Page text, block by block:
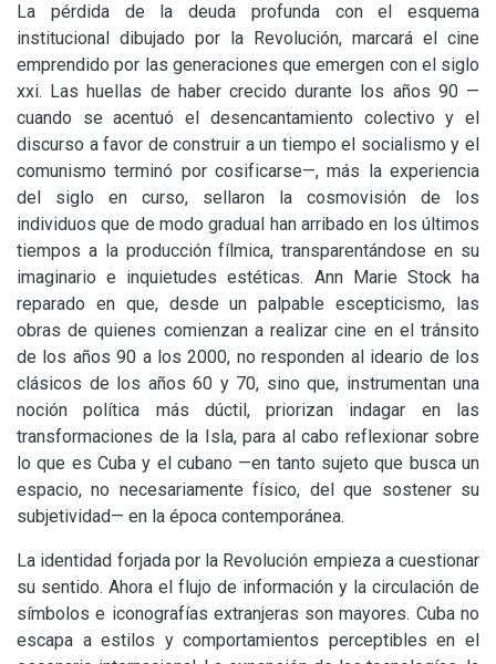
La pérdida de la deuda profunda con el esquema
institucional dibujado por la Revolución, marcará el cine
emprendido por las generaciones que emergen con el siglo
xxi. Las huellas de haber crecido durante los años 90 —
cuando se acentuó el desencantamiento colectivo y el
discurso a favor de construir a un tiempo el socialismo y el
comunismo terminó por cosificarse—, más la experiencia
del siglo en curso, sellaron la cosmovisión de los
individuos que de modo gradual han arribado en los últimos
tiempos a la producción fílmica, transparentándose en su
imaginario e inquietudes estéticas. Ann Marie Stock ha
reparado en que, desde un palpable escepticismo, las
obras de quienes comienzan a realizar cine en el tránsito
de los años 90 a los 2000, no responden al ideario de los
clásicos de los años 60 y 70, sino que, instrumentan una
noción política más dúctil, priorizan indagar en las
transformaciones de la Isla, para al cabo reflexionar sobre
lo que es Cuba y el cubano —en tanto sujeto que busca un
espacio, no necesariamente físico, del que sostener su
subjetividad— en la época contemporánea.
La identidad forjada por la Revolución empieza a cuestionar
su sentido. Ahora el flujo de información y la circulación de
símbolos e iconografías extranjeras son mayores. Cuba no
escapa a estilos y comportamientos perceptibles en el